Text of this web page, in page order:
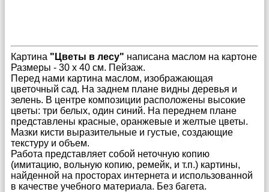
Картина "Цветы в лесу" написана маслом на картоне
Размеры - 30 х 40 см. Пейзаж.
Перед нами картина маслом, изображающая
цветочный сад. На заднем плане видны деревья и
зелень. В центре композиции расположены высокие
цветы: три белых, один синий. На переднем плане
представлены красные, оранжевые и желтые цветы.
Мазки кисти выразительные и густые, создающие
текстуру и объем.
Работа представляет собой неточную копию
(имитацию, вольную копию, ремейк, и т.п.) картины,
найденной на просторах интернета и использованной
в качестве учебного материала. Без багета.